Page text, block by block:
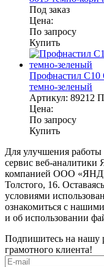
Под заказ
Цена:
По запросу
Купить
Профнастил С10
темно-зеленый
Артикул: 89212
Цена:
По запросу
Купить
Для улучшения работы
сервис веб-аналитики
компанией ООО
Толстого, 16.
условиями
ознакомиться с
и об использовании
Подпишитесь на нашу
грамотного клиента!